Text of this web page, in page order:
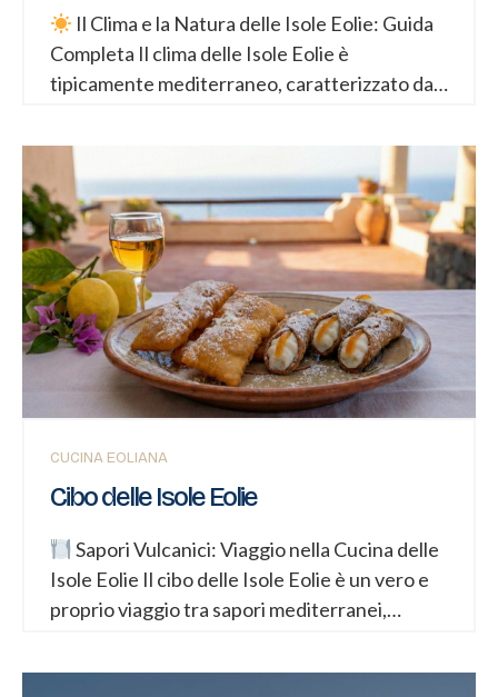
Il Clima e la Natura delle Isole Eolie: Guida
Completa Il clima delle Isole Eolie è
tipicamente mediterraneo, caratterizzato da
molto soleggiate. Questo clima è uno dei
motivi principali per cui l’arcipelago è così
amato: offre lunghe stagioni di bel tempo e
una temperatura del mare ideale per fare il
bagno da maggio a ottobre.
Le Quattro
Stagioni dell’Arcipelago
Primavera (Marzo
– Maggio) Temperature: 16°C – 24°C. Clima:
Fresco e asciutto, con giornate sempre più
lunghe e luminose. Ideale per: Escursioni,
trekking sui vulcani (Crater di Vulcano o
CUCINA EOLIANA
Cibo delle Isole Eolie
Sapori Vulcanici: Viaggio nella Cucina delle
Isole Eolie Il cibo delle Isole Eolie è un vero e
proprio viaggio tra sapori mediterranei,
cucina eoliana è semplice ma ricchissima di